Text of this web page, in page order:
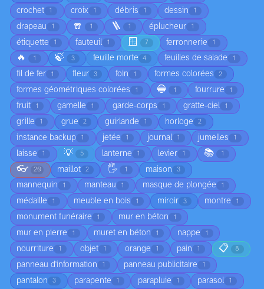
crochet 1 croix 1 débris 1 dessin 1
drapeau 1 🧣 1 🪜 1 éplucheur 1
étiquette 1 fauteuil 1 🪟 7 ferronnerie 1
🔥 1 🍃 3 feuille morte 4 feuilles de salade 1
fil de fer 1 fleur 3 foin 1 formes colorées 2
formes géométriques colorées 1 🔵 1 fourrure 1
fruit 1 gamelle 1 garde-corps 1 gratte-ciel 1
grille 1 grue 2 guirlande 1 horloge 2
instance backup 1 jetée 1 journal 1 jumelles 1
laisse 1 💡 5 lanterne 1 levier 1 📚 1
👓 20 maillot 2 🖐️ 1 maison 3
mannequin 1 manteau 1 masque de plongée 1
médaille 1 meuble en bois 1 miroir 3 montre 1
monument funéraire 1 mur en béton 1
mur en pierre 1 muret en béton 1 nappe 1
nourriture 1 objet 1 orange 1 pain 1 📋 8
panneau d'information 1 panneau publicitaire 1
pantalon 3 parapente 1 parapluie 1 parasol 1